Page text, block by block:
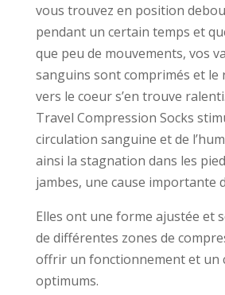
vous trouvez en position
pendant un certain temps et
que peu de mouvements, vos
sanguins sont comprimés et le
vers le coeur s’en trouve
Travel Compression Socks
circulation sanguine et de
ainsi la stagnation dans les
jambes, une cause importante
Elles ont une forme ajustée et
de différentes zones de
offrir un fonctionnement et un
optimums.